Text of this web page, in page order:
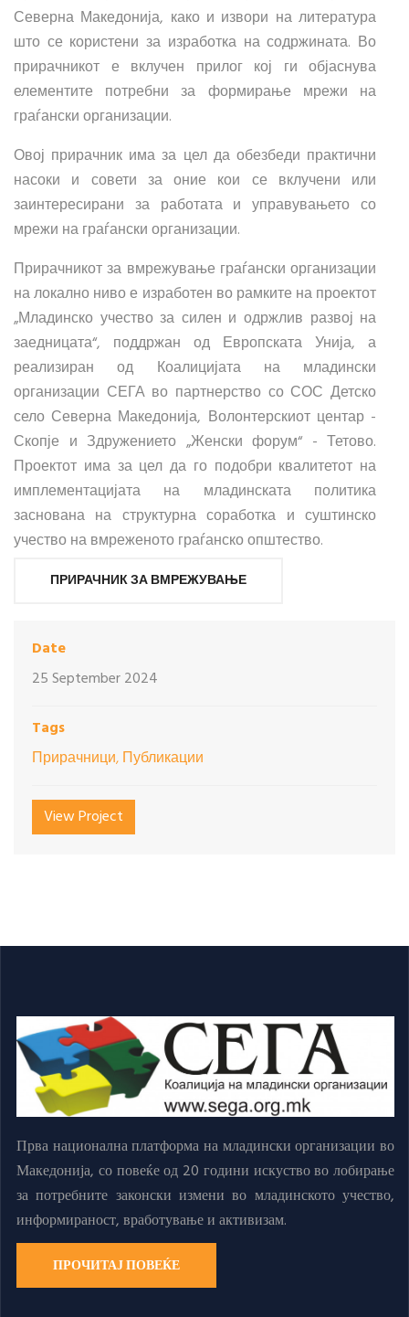
Северна Македонија, како и извори на литература
што се користени за изработка на содржината. Во
прирачникот е вклучен прилог кој ги објаснува
елементите потребни за формирање мрежи на
граѓански организации.
Овој прирачник има за цел да обезбеди практични
насоки и совети за оние кои се вклучени или
заинтересирани за работата и управувањето со
мрежи на граѓански организации.
Прирачникот за вмрежување граѓански организации
на локално ниво е изработен во рамките на проектот
„Младинско учество за силен и одржлив развој на
заедницата“, поддржан од Европската Унија, а
реализиран од Коалицијата на младински
организации СЕГА во партнерство со СОС Детско
село Северна Македонија, Волонтерскиот центар -
Скопје и Здружението „Женски форум“ - Тетово.
Проектот има за цел да го подобри квалитетот на
имплементацијата на младинската политика
заснована на структурна соработка и суштинско
учество на вмреженото граѓанско општество.
ПРИРАЧНИК ЗА ВМРЕЖУВАЊЕ
Date
25 September 2024
Tags
Прирачници, Публикации
View Project
Прва национална платформа на младински организации во
Македонија, со повеќе од 20 години искуство во лобирање
за потребните законски измени во младинското учество,
информираност, вработување и активизам.
ПРОЧИТАЈ ПОВЕЌЕ